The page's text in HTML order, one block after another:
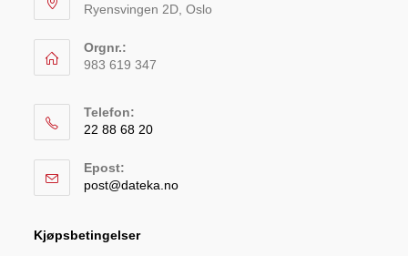
Ryensvingen 2D, Oslo
Orgnr.:
983 619 347
Telefon:
22 88 68 20
Epost:
post@dateka.no
Kjøpsbetingelser